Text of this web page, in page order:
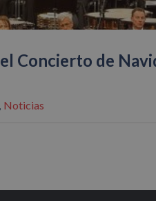
Concierto de
, Noticias